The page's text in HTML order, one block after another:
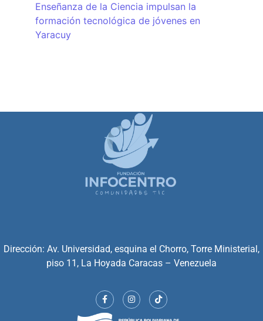
Enseñanza de la Ciencia impulsan la
formación tecnológica de jóvenes en
Yaracuy
Dirección: Av. Universidad, esquina el Chorro, Torre Ministerial,
piso 11, La Hoyada Caracas – Venezuela